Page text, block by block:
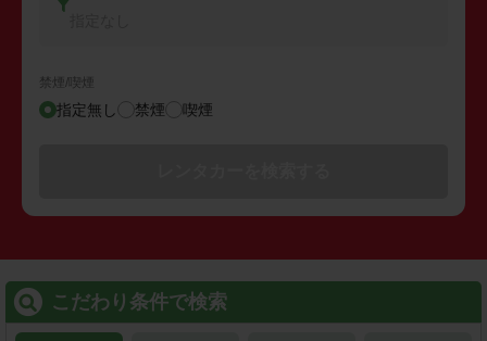
禁煙/喫煙
指定無し 禁煙 喫煙
こだわり条件で検索